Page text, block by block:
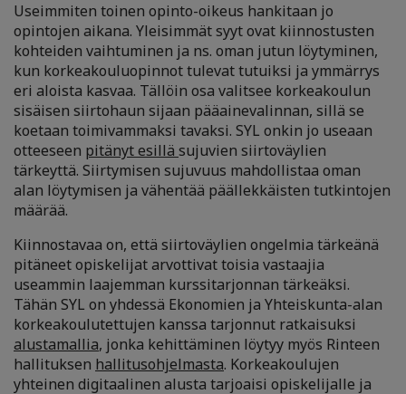
Useimmiten toinen opinto-oikeus hankitaan jo
opintojen aikana. Yleisimmät syyt ovat kiinnostusten
kohteiden vaihtuminen ja ns. oman jutun löytyminen,
kun korkeakouluopinnot tulevat tutuiksi ja ymmärrys
eri aloista kasvaa. Tällöin osa valitsee korkeakoulun
sisäisen siirtohaun sijaan pääainevalinnan, sillä se
koetaan toimivammaksi tavaksi. SYL onkin jo useaan
otteeseen pitänyt esillä sujuvien siirtoväylien
tärkeyttä. Siirtymisen sujuvuus mahdollistaa oman
alan löytymisen ja vähentää päällekkäisten tutkintojen
määrää.
Kiinnostavaa on, että siirtoväylien ongelmia tärkeänä
pitäneet opiskelijat arvottivat toisia vastaajia
useammin laajemman kurssitarjonnan tärkeäksi.
Tähän SYL on yhdessä Ekonomien ja Yhteiskunta-alan
korkeakoulutettujen kanssa tarjonnut ratkaisuksi
alustamallia, jonka kehittäminen löytyy myös Rinteen
hallituksen hallitusohjelmasta. Korkeakoulujen
yhteinen digitaalinen alusta tarjoaisi opiskelijalle ja